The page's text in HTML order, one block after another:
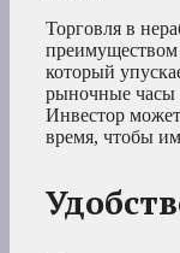
Торговля в
преимуществом
который
рыночные часы
Инвестор
время, чтобы